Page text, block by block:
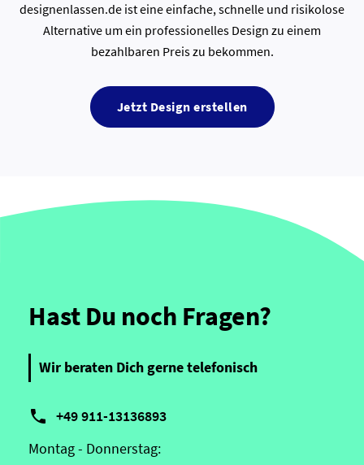
designenlassen.de ist eine einfache, schnelle und risikolose
Alternative um ein professionelles Design zu einem
bezahlbaren Preis zu bekommen.
Jetzt Design erstellen
Hast Du noch Fragen?
Wir beraten Dich gerne telefonisch
 +49 911-13136893
Montag - Donnerstag: